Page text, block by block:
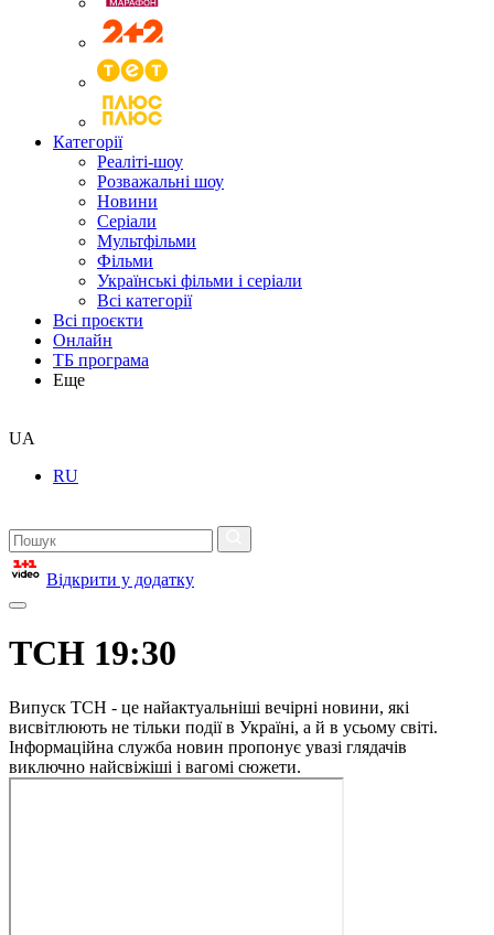
Категорії
Реаліті-шоу
Розважальні шоу
Новини
Серіали
Мультфільми
Фільми
Українські фільми і серіали
Всі категорії
Всі проєкти
Онлайн
ТБ програма
Еще
UA
RU
Відкрити у додатку
ТСН 19:30
Випуск ТСН - це найактуальніші вечірні новини, які
висвітлюють не тільки події в Україні, а й в усьому світі.
Інформаційна служба новин пропонує увазі глядачів
виключно найсвіжіші і вагомі сюжети.